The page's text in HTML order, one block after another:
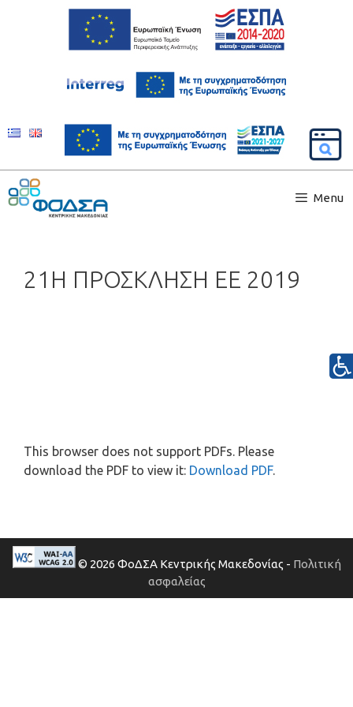
Menu
21Η ΠΡΟΣΚΛΗΣΗ ΕΕ 2019
This browser does not support PDFs. Please
download the PDF to view it: Download PDF.
© 2026 ΦοΔΣΑ Κεντρικής Μακεδονίας - Πολιτική
ασφαλείας